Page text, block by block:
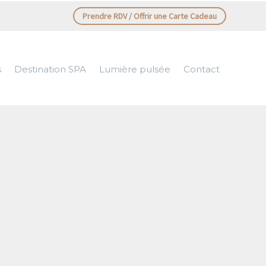
Prendre RDV / Offrir une Carte Cadeau
Destination SPA Lumière pulsée Contact